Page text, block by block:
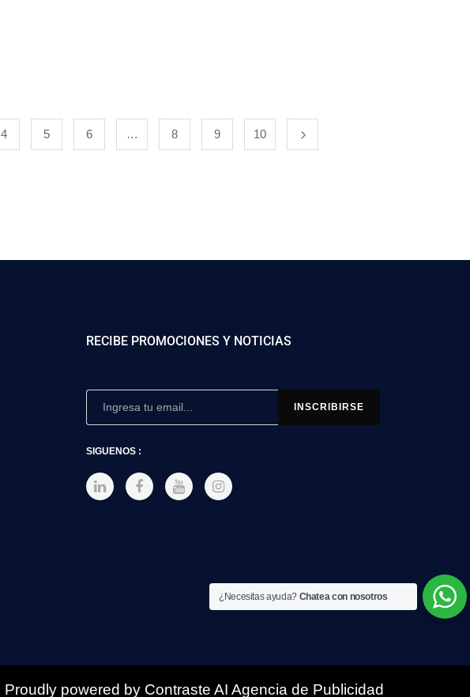
4 5 6 … 8 9 10
RECIBE PROMOCIONES Y NOTICIAS
SIGUENOS :
Proudly powered by Contraste AI Agencia de Publicidad
¿Necesitas ayuda? Chatea con nosotros